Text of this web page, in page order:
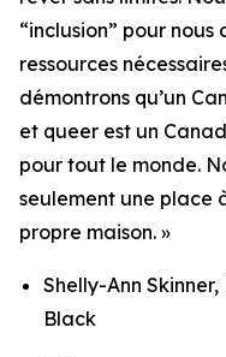
“inclusion” pour nous
ressources
démontrons qu’un
et queer est un
pour tout le monde.
seulement une place
propre maison. »
Shelly-Ann
Black